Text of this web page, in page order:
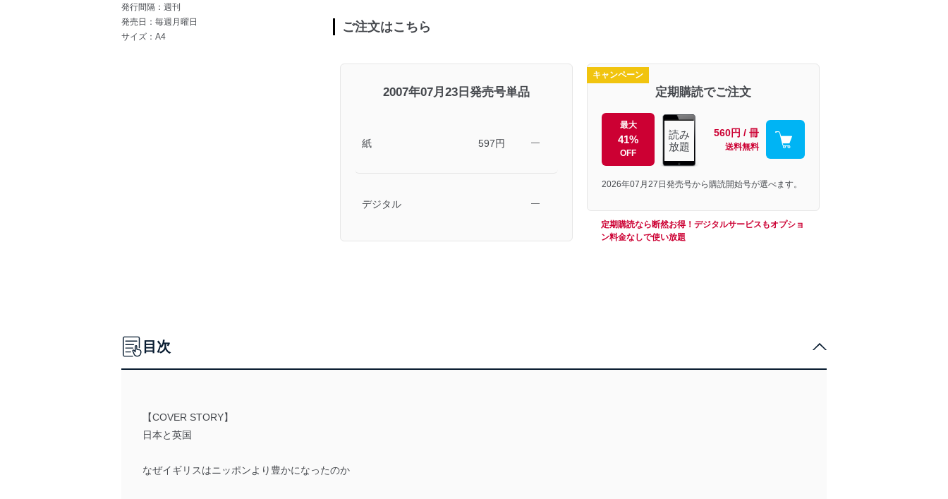
発行間隔：週刊
発売日：毎週月曜日
サイズ：A4
ご注文はこちら
2007年07月23日発売号単品
紙 597円 ―
デジタル ―
キャンペーン
定期購読でご注文
最大
41%
OFF
読み
放題
560円 / 冊
送料無料
2026年07月27日発売号から購読開始号が選べます。
定期購読なら断然お得！デジタルサービスもオプショ
ン料金なしで使い放題
目次
【COVER STORY】
日本と英国
なぜイギリスはニッポンより豊かになったのか